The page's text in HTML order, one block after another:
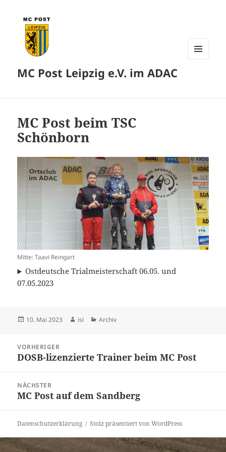
MC Post Leipzig e.V. im ADAC
MC Post beim TSC
Schönborn
Mitte: Taavi Reingart
Ostdeutsche Trialmeisterschaft 06.05. und
07.05.2023
Veröffentlicht
10. Mai 2023 Autor
isi Kategorien
Archiv
VORHERIGER
Vorheriger
DOSB-lizenzierte Trainer beim MC Post
NÄCHSTER
Nächster
MC Post auf dem Sandberg
Datenschutzerklärung Stolz präsentiert von WordPress